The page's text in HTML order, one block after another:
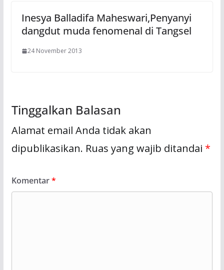
Inesya Balladifa Maheswari,Penyanyi
dangdut muda fenomenal di Tangsel
24 November 2013
Tinggalkan Balasan
Alamat email Anda tidak akan
dipublikasikan. Ruas yang wajib ditandai *
Komentar*